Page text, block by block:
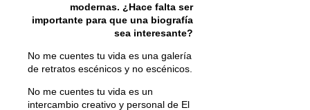
modernas. ¿Hace falta ser
importante para que una biografía
sea interesante?
No me cuentes tu vida es una galería
de retratos escénicos y no escénicos.
No me cuentes tu vida es un
intercambio creativo y personal de El